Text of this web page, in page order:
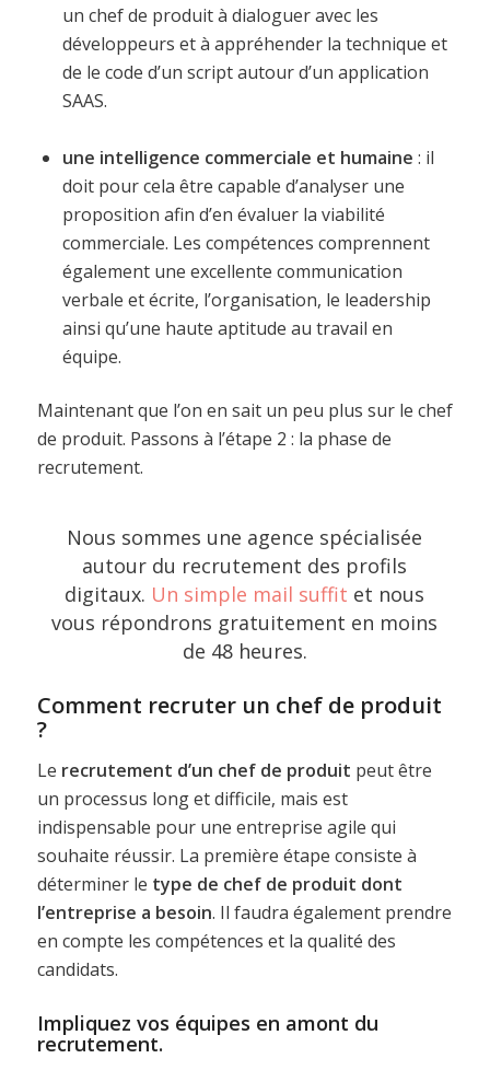
un chef de produit à dialoguer avec les
développeurs et à appréhender la technique et
de le code d’un script autour d’un application
SAAS.
une intelligence commerciale et humaine : il
doit pour cela être capable d’analyser une
proposition afin d’en évaluer la viabilité
commerciale. Les compétences comprennent
également une excellente communication
verbale et écrite, l’organisation, le leadership
ainsi qu’une haute aptitude au travail en
équipe.
Maintenant que l’on en sait un peu plus sur le chef
de produit. Passons à l’étape 2 : la phase de
recrutement.
Nous sommes une agence spécialisée
autour du recrutement des profils
digitaux. Un simple mail suffit et nous
vous répondrons gratuitement en moins
de 48 heures.
Comment recruter un chef de produit
?
Le recrutement d’un chef de produit peut être
un processus long et difficile, mais est
indispensable pour une entreprise agile qui
souhaite réussir. La première étape consiste à
déterminer le type de chef de produit dont
l’entreprise a besoin. Il faudra également prendre
en compte les compétences et la qualité des
candidats.
Impliquez vos équipes en amont du
recrutement.